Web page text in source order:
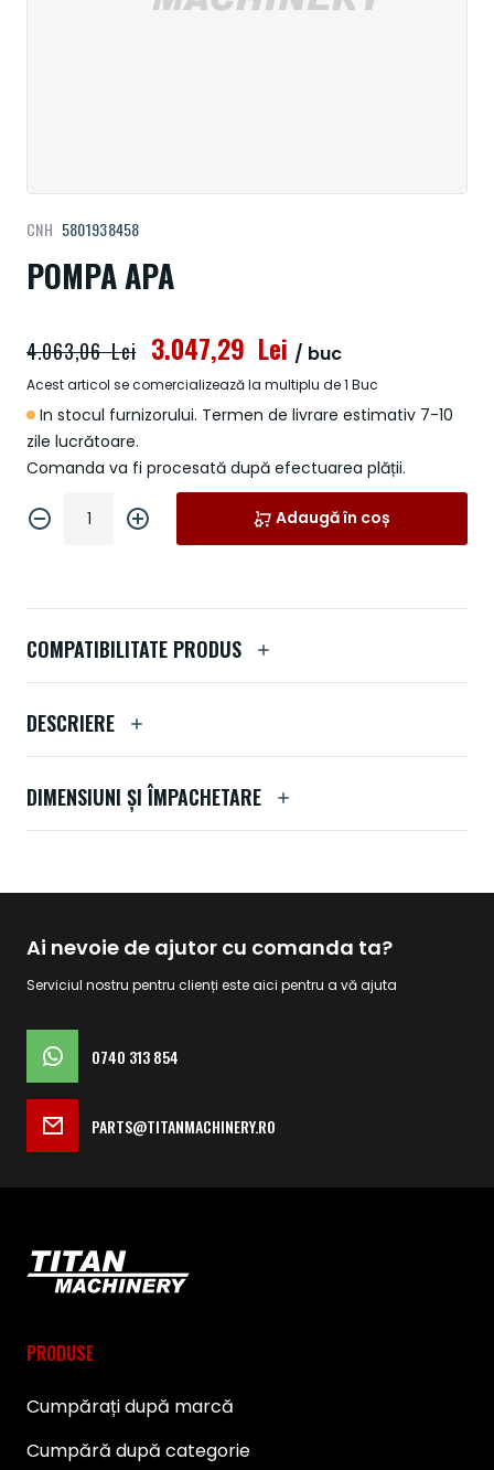
POMPA APA
CNH 5801938458
In stocul furnizorului. Termen de livrare estimativ 7-10
zile lucrătoare.
Comanda va fi procesată după efectuarea plății.
3.047,29 Lei
4.063,06 Lei / buc
Acest articol se comercializează la multiplu de 1 Buc
Adaugă în coș
la
începutul
galeriei
imagini
COMPATIBILITATE PRODUS
DESCRIERE
DIMENSIUNI ȘI ÎMPACHETARE
Ai nevoie de ajutor cu comanda ta?
Serviciul nostru pentru clienți este aici pentru a vă ajuta
0740 313 854
PARTS@TITANMACHINERY.RO
PRODUSE
Cumpărați după marcă
Cumpără după categorie